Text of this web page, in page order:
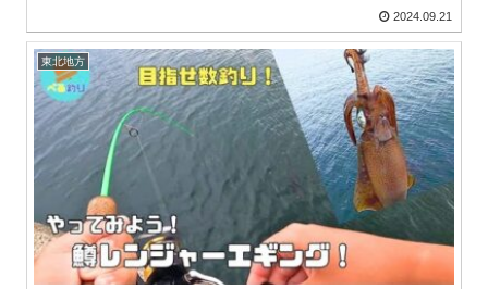
2024.09.21
東北地方